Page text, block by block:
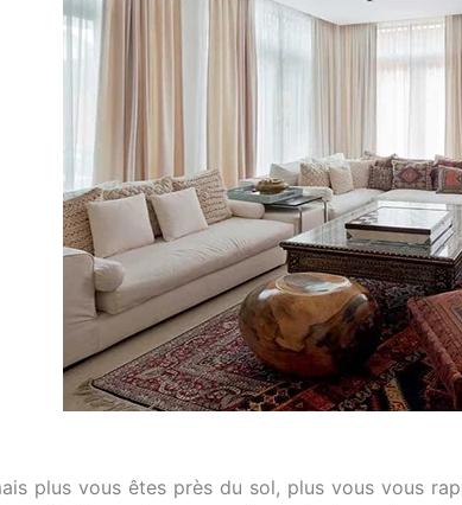
plus vous êtes près du sol, plus vous vous